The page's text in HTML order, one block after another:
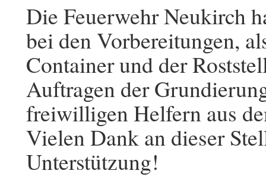
Die Feuerwehr Neukirch
bei den Vorbereitungen,
Container und der
Auftragen der
freiwilligen Helfern aus
Vielen Dank an dieser
Unterstützung!